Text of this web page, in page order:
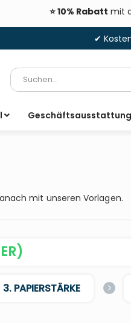
⭐ 10% Rabatt mit
✔
Suche
Geschäftsausstattung
mit unseren Vorlagen.
3. PAPIERSTÄRKE